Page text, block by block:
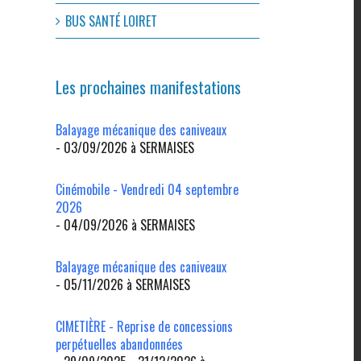
BUS SANTÉ LOIRET
Les prochaines manifestations
Balayage mécanique des caniveaux
- 03/09/2026 à SERMAISES
Cinémobile - Vendredi 04 septembre
2026
- 04/09/2026 à SERMAISES
Balayage mécanique des caniveaux
- 05/11/2026 à SERMAISES
CIMETIÈRE - Reprise de concessions
perpétuelles abandonnées